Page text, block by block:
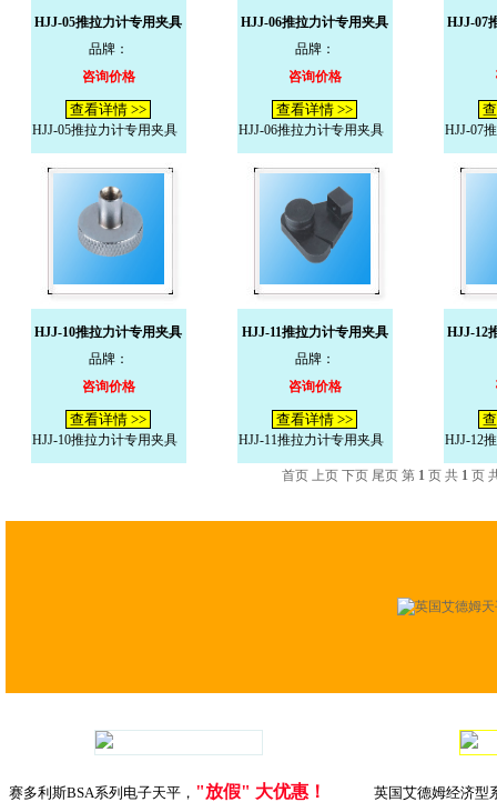
HJJ-05推拉力计专用夹具
品牌：
咨询价格
查看详情 >>
HJJ-05推拉力计专用夹具
HJJ-06推拉力计专用夹具
品牌：
咨询价格
查看详情 >>
HJJ-06推拉力计专用夹具
HJJ-07
HJJ-07
HJJ-10推拉力计专用夹具
品牌：
咨询价格
查看详情 >>
HJJ-10推拉力计专用夹具
HJJ-11推拉力计专用夹具
品牌：
咨询价格
查看详情 >>
HJJ-11推拉力计专用夹具
HJJ-12
HJJ-12
首页 上页 下页 尾页 第 1 页 共 1 页
赛多利斯BSA系列电子天平， "放假" 大优惠！
英国艾德姆经济型